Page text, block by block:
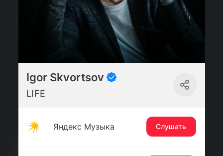
Igor Skvortsov
LIFE
Яндекс Музыка Слушать